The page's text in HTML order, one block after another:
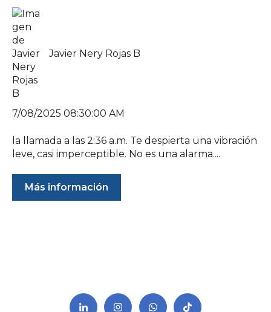
Javier Nery Rojas B
7/08/2025 08:30:00 AM
la llamada a las 2:36 a.m. Te despierta una vibración
leve, casi imperceptible. No es una alarma....
Más información